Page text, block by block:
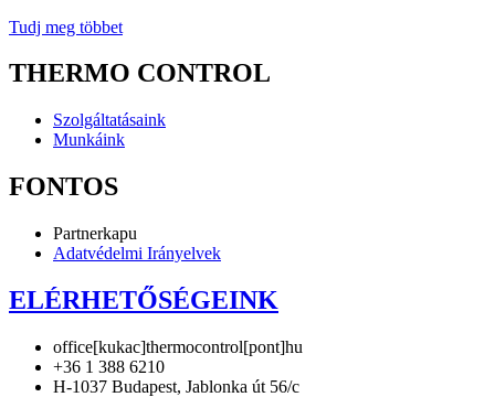
Tudj meg többet
THERMO CONTROL
Szolgáltatásaink
Munkáink
FONTOS
Partnerkapu
Adatvédelmi Irányelvek
ELÉRHETŐSÉGEINK
office[kukac]thermocontrol[pont]hu
+36 1 388 6210
H-1037 Budapest, Jablonka út 56/c